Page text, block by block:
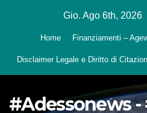
Gio. Ago 6th, 2026
Home Finanziamenti –
Disclaimer Legale e Diritto di
#Adessonews